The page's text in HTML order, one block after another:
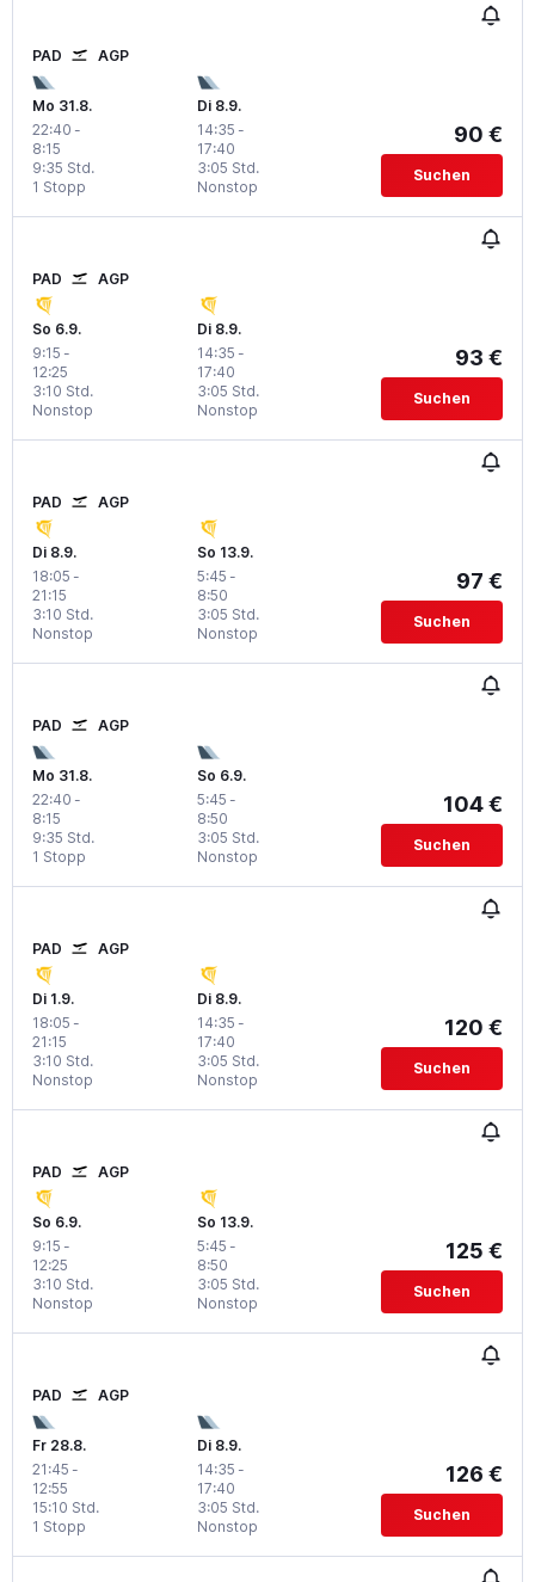
PAD AGP
Mo 31.8.
22:40 -
8:15
1 Stopp
9:35 Std.
Di 8.9.
14:35 -
17:40
Nonstop
3:05 Std.
90 €
Suchen
PAD AGP
So 6.9.
9:15 -
12:25
Nonstop
3:10 Std.
Di 8.9.
14:35 -
17:40
Nonstop
3:05 Std.
93 €
Suchen
PAD AGP
Di 8.9.
18:05 -
21:15
Nonstop
3:10 Std.
So 13.9.
5:45 -
8:50
Nonstop
3:05 Std.
97 €
Suchen
PAD AGP
Mo 31.8.
22:40 -
8:15
1 Stopp
9:35 Std.
So 6.9.
5:45 -
8:50
Nonstop
3:05 Std.
104 €
Suchen
PAD AGP
Di 1.9.
18:05 -
21:15
Nonstop
3:10 Std.
Di 8.9.
14:35 -
17:40
Nonstop
3:05 Std.
120 €
Suchen
PAD AGP
So 6.9.
9:15 -
12:25
Nonstop
3:10 Std.
So 13.9.
5:45 -
8:50
Nonstop
3:05 Std.
125 €
Suchen
PAD AGP
Fr 28.8.
21:45 -
12:55
1 Stopp
15:10 Std.
Di 8.9.
14:35 -
17:40
Nonstop
3:05 Std.
126 €
Suchen